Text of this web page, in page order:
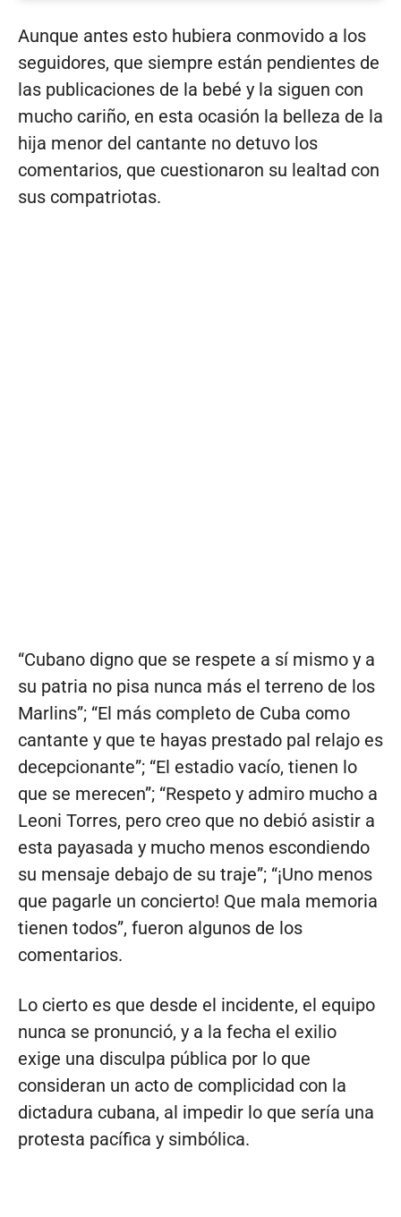
Aunque antes esto hubiera conmovido a los
seguidores, que siempre están pendientes de
las publicaciones de la bebé y la siguen con
mucho cariño, en esta ocasión la belleza de la
hija menor del cantante no detuvo los
comentarios, que cuestionaron su lealtad con
sus compatriotas.
“Cubano digno que se respete a sí mismo y a
su patria no pisa nunca más el terreno de los
Marlins”; “El más completo de Cuba como
cantante y que te hayas prestado pal relajo es
decepcionante”; “El estadio vacío, tienen lo
que se merecen”; “Respeto y admiro mucho a
Leoni Torres, pero creo que no debió asistir a
esta payasada y mucho menos escondiendo
su mensaje debajo de su traje”; “¡Uno menos
que pagarle un concierto! Que mala memoria
tienen todos”, fueron algunos de los
comentarios.
Lo cierto es que desde el incidente, el equipo
nunca se pronunció, y a la fecha el exilio
exige una disculpa pública por lo que
consideran un acto de complicidad con la
dictadura cubana, al impedir lo que sería una
protesta pacífica y simbólica.